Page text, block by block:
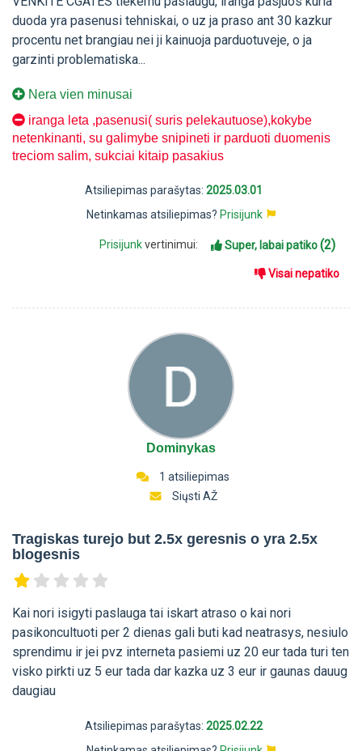
duoda yra pasenusi tehniskai, o uz ja praso ant 30 kazkur
procentu net brangiau nei ji kainuoja parduotuveje, o ja
garzinti problematiska...
Nera vien minusai
iranga leta ,pasenusi( suris pelekautuose),kokybe
netenkinanti, su galimybe snipineti ir parduoti duomenis
treciom salim, sukciai kitaip pasakius
Atsiliepimas parašytas: 2025.03.01
Netinkamas atsiliepimas? Prisijunk
Prisijunkvertinimui: Super, labai patiko(2)
Visai nepatiko
Dominykas
1 atsiliepimas
Siųsti AŽ
Tragiskas turejo but 2.5x geresnis o yra 2.5x
blogesnis
Kai nori isigyti paslauga tai iskart atraso o kai nori
pasikoncultuoti per 2 dienas gali buti kad neatrasys, nesiulo
sprendimu ir jei pvz interneta pasiemi uz 20 eur tada turi ten
visko pirkti uz 5 eur tada dar kazka uz 3 eur ir gaunas dauug
daugiau
Atsiliepimas parašytas: 2025.02.22